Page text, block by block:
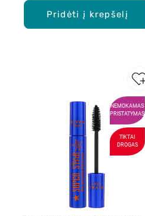
Pridėti į krepšelį
NEMOKAMAS
PRISTATYMAS
TIKTAI
DROGAS